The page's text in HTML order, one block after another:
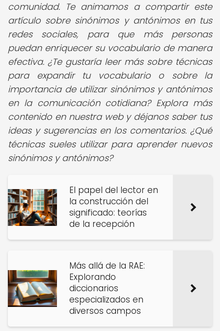
comunidad. Te animamos a compartir este
artículo sobre sinónimos y antónimos en tus
redes sociales, para que más personas
puedan enriquecer su vocabulario de manera
efectiva. ¿Te gustaría leer más sobre técnicas
para expandir tu vocabulario o sobre la
importancia de utilizar sinónimos y antónimos
en la comunicación cotidiana? Explora más
contenido en nuestra web y déjanos saber tus
ideas y sugerencias en los comentarios. ¿Qué
técnicas sueles utilizar para aprender nuevos
sinónimos y antónimos?
El papel del lector en
la construcción del
significado: teorías
de la recepción
Más allá de la RAE:
Explorando
diccionarios
especializados en
diversos campos